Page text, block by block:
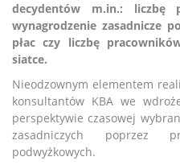
decydentów m.in.: liczbę
wynagrodzenie zasadnicze
płac czy liczbę
siatce.
Nieodzownym elementem
konsultantów KBA we
perspektywie czasowej
zasadniczych poprzez
podwyżkowych.